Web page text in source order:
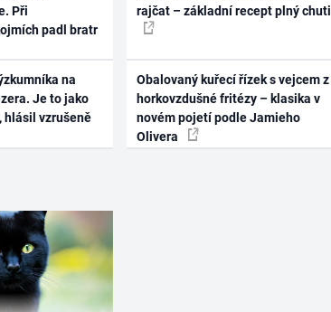
Při
padl bratr
na
Je to jako
hlásil vzrušeně
rajčat – základní recept plný chuti
Obalovaný kuřecí řízek s vejcem z
horkovzdušné fritézy – klasika v
novém pojetí podle Jamieho
Olivera